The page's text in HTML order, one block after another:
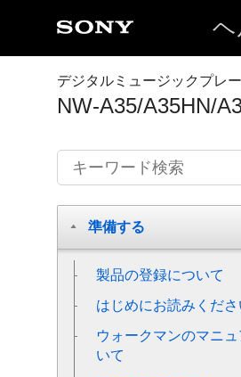
デジタルミュージックプレ
NW-A35/A35HN/
準備する
製品の登録について
はじめにお読みくださ
ウォークマンのマニ
いて